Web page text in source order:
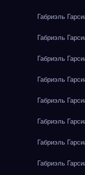
Габриэль
Габриэль
Габриэль
Габриэль
Габриэль
Габриэль
Габриэль
Габриэль